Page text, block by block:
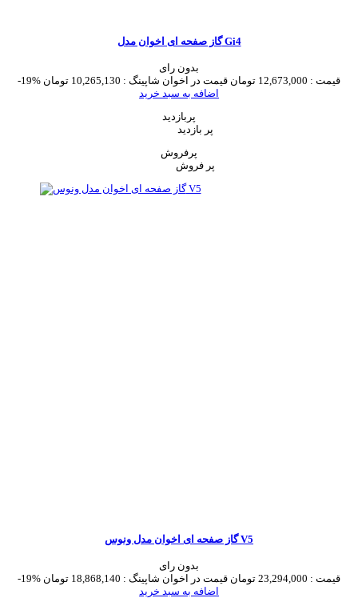
گاز صفحه ای اخوان مدل Gi4
بدون رای
-19%
قیمت : 12,673,000 تومان قیمت در اخوان شاپینگ : 10,265,130 تومان
اضافه به سبد خرید
پربازدید
پر بازدید
پرفروش
گاز صفحه ای اخوان مدل ونوس V5
بدون رای
-19%
قیمت : 23,294,000 تومان قیمت در اخوان شاپینگ : 18,868,140 تومان
اضافه به سبد خرید